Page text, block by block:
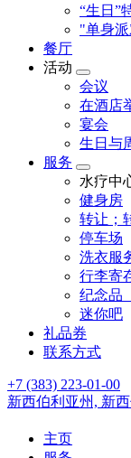
“生日”
"单身
餐厅
活动
会议
在酒店
宴会
生日与
服务
水疗中
健身房
转让；
停车场
洗衣服
行李寄
纪念品
迷你吧
礼品券
联系方式
+7 (383) 223-01-00
新西伯利亚州, 新
主页